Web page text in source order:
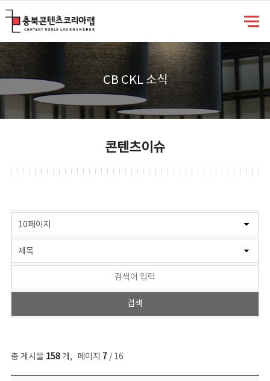
CB CKL 소식
콘텐츠이슈
총 게시물 158개, 페이지 7 / 16
콘텐츠이슈 목록 - 번호, 제목, 작성자, 파일, 조회수, 작성일 정보 제공